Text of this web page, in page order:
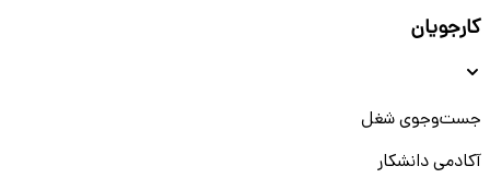
کارجویان
جست‌و‌جوی شغل
آکادمی دانشکار